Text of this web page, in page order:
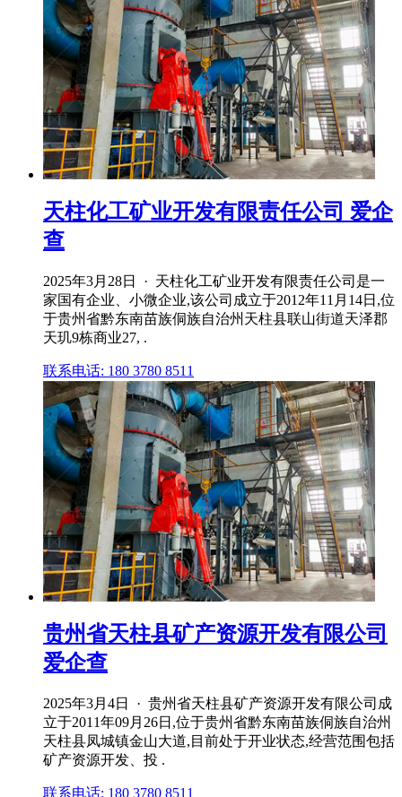
天柱化工矿业开发有限责任公司 爱企
查
2025年3月28日 · 天柱化工矿业开发有限责任公司是一
家国有企业、小微企业,该公司成立于2012年11月14日,位
于贵州省黔东南苗族侗族自治州天柱县联山街道天泽郡
天玑9栋商业27, .
联系电话: 180 3780 8511
贵州省天柱县矿产资源开发有限公司
爱企查
2025年3月4日 · 贵州省天柱县矿产资源开发有限公司成
立于2011年09月26日,位于贵州省黔东南苗族侗族自治州
天柱县凤城镇金山大道,目前处于开业状态,经营范围包括
矿产资源开发、投 .
联系电话: 180 3780 8511